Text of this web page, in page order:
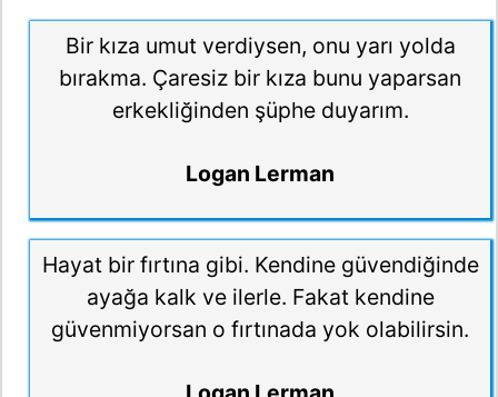
Bir kıza umut verdiysen, onu yarı yolda
bırakma. Çaresiz bir kıza bunu yaparsan
erkekliğinden şüphe duyarım.
Logan Lerman
Hayat bir fırtına gibi. Kendine güvendiğinde
ayağa kalk ve ilerle. Fakat kendine
güvenmiyorsan o fırtınada yok olabilirsin.